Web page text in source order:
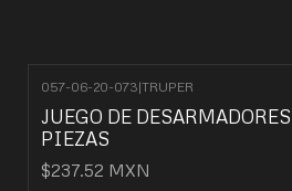
057-06-20-073|TRUPER
JUEGO DE
PIEZAS
$237.52 MXN